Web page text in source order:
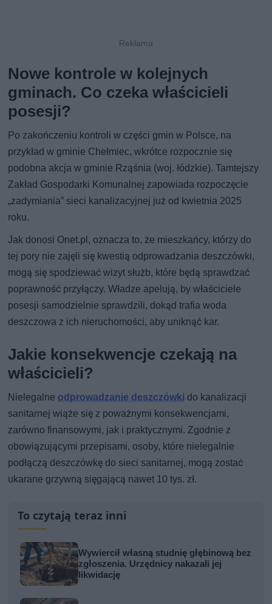
Nowe kontrole w kolejnych
gminach. Co czeka właścicieli
posesji?
Po zakończeniu kontroli w części gmin w Polsce, na
przykład w gminie Chełmiec, wkrótce rozpocznie się
podobna akcja w gminie Rząśnia (woj. łódzkie). Tamtejszy
Zakład Gospodarki Komunalnej zapowiada rozpoczęcie
„zadymiania” sieci kanalizacyjnej już od kwietnia 2025
roku.
Jak donosi Onet.pl, oznacza to, że mieszkańcy, którzy do
tej pory nie zajęli się kwestią odprowadzania deszczówki,
mogą się spodziewać wizyt służb, które będą sprawdzać
poprawność przyłączy. Władze apelują, by właściciele
posesji samodzielnie sprawdzili, dokąd trafia woda
deszczowa z ich nieruchomości, aby uniknąć kar.
Jakie konsekwencje czekają na
właścicieli?
Nielegalne odprowadzanie deszczówki do kanalizacji
sanitarnej wiąże się z poważnymi konsekwencjami,
zarówno finansowymi, jak i praktycznymi. Zgodnie z
obowiązującymi przepisami, osoby, które nielegalnie
podłączą deszczówkę do sieci sanitarnej, mogą zostać
ukarane grzywną sięgającą nawet 10 tys. zł.
To czytają teraz inni
Wywiercił własną studnię głębinową bez
zgłoszenia. Urzędnicy nakazali jej
likwidację